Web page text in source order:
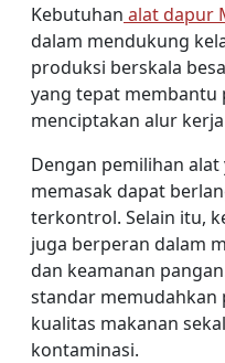
Kebutuhan alat dapur
dalam mendukung
produksi berskala
yang tepat membantu
menciptakan alur
Dengan pemilihan alat
memasak dapat
terkontrol. Selain itu,
juga berperan dalam
dan keamanan
standar memudahkan
kualitas makanan
kontaminasi.